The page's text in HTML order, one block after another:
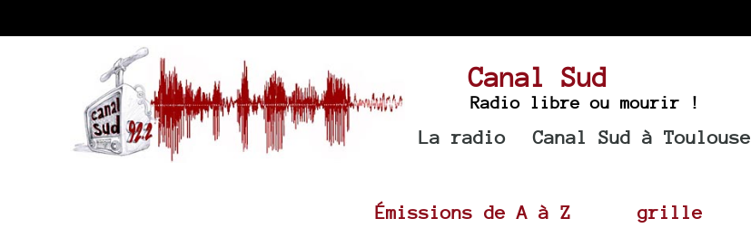
Canal Sud
Radio libre ou mourir !
La radio Canal Sud à Toulouse
Émissions de A à Z grille